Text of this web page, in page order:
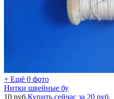
+ Ещё 0 фото
Нитки швейные бу
10 руб.Купить сейчас за 20 руб.